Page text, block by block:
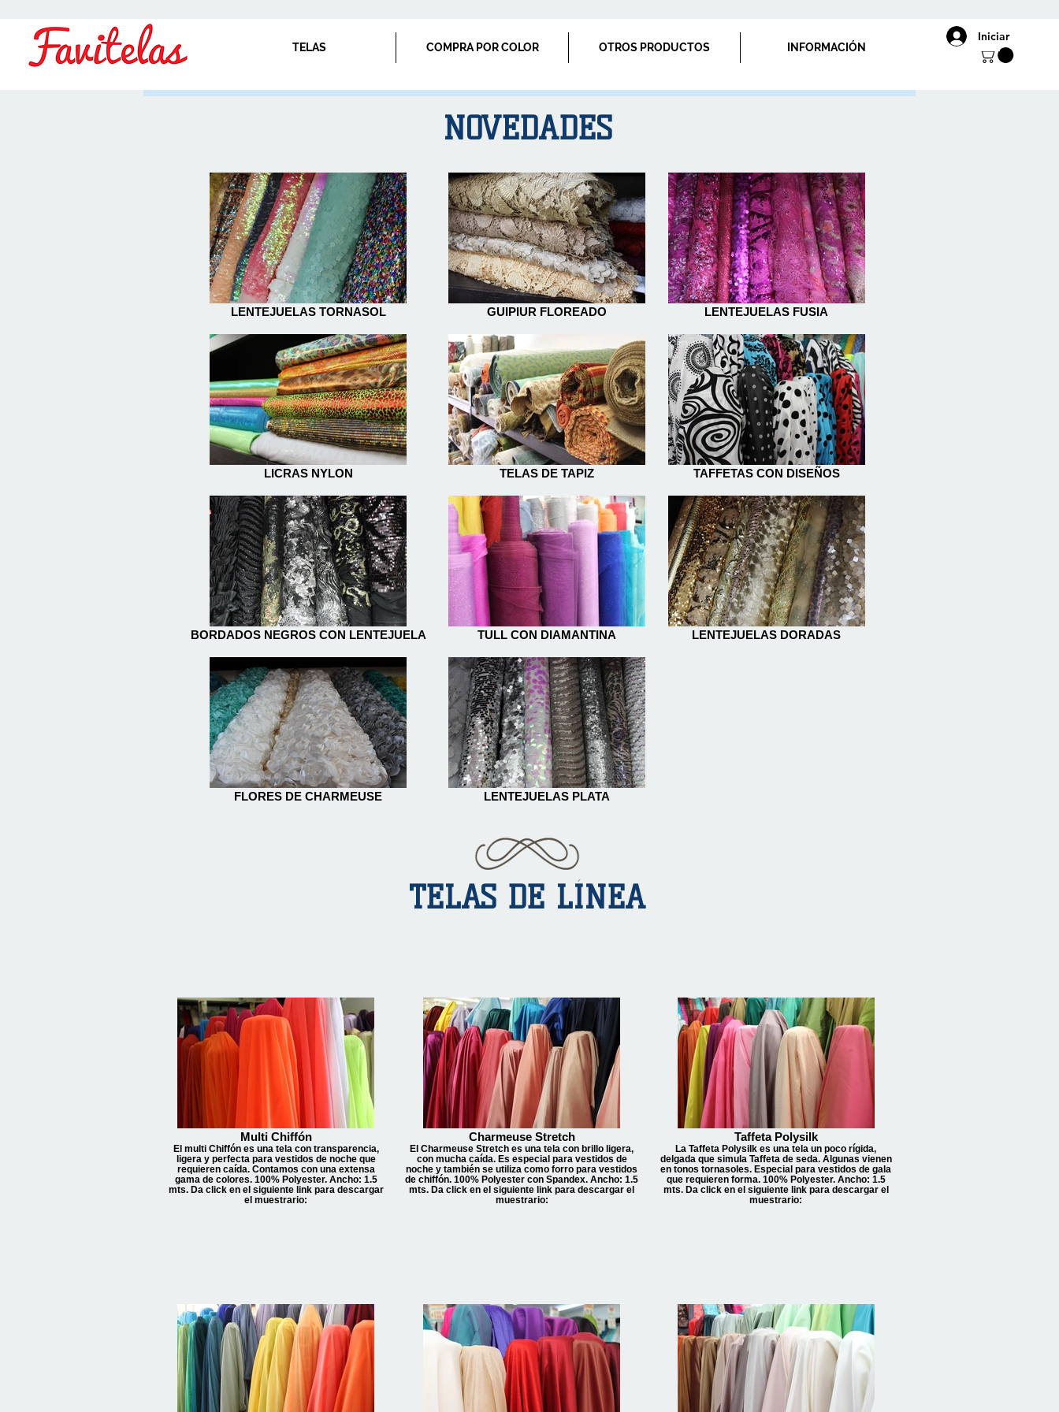
Iniciar
TELAS COMPRA POR COLOR OTROS PRODUCTOS INFORMACIÓN
NOVEDADES
LENTEJUELAS TORNASOL GUIPIUR FLOREADO LENTEJUELAS FUSIA
LICRAS NYLON TELAS DE TAPIZ TAFFETAS CON DISEÑOS
BORDADOS NEGROS CON LENTEJUELA TULL CON DIAMANTINA LENTEJUELAS DORADAS
FLORES DE CHARMEUSE LENTEJUELAS PLATA
TELAS DE LÍNEA
Multi Chiffón
El multi Chiffón es una tela con transparencia,
ligera y perfecta para vestidos de noche que
requieren caída. Contamos con una extensa
gama de colores. 100% Polyester. Ancho: 1.5
mts. Da click en el siguiente link para descargar
el muestrario:
Charmeuse Stretch
El Charmeuse Stretch es una tela con brillo ligera,
con mucha caída. Es especial para vestidos de
noche y también se utiliza como forro para vestidos
de chiffón. 100% Polyester con Spandex. Ancho: 1.5
mts. Da click en el siguiente link para descargar el
muestrario:
Taffeta Polysilk
La Taffeta Polysilk es una tela un poco rígida,
delgada que simula Taffeta de seda. Algunas vienen
en tonos tornasoles. Especial para vestidos de gala
que requieren forma. 100% Polyester. Ancho: 1.5
mts. Da click en el siguiente link para descargar el
muestrario: